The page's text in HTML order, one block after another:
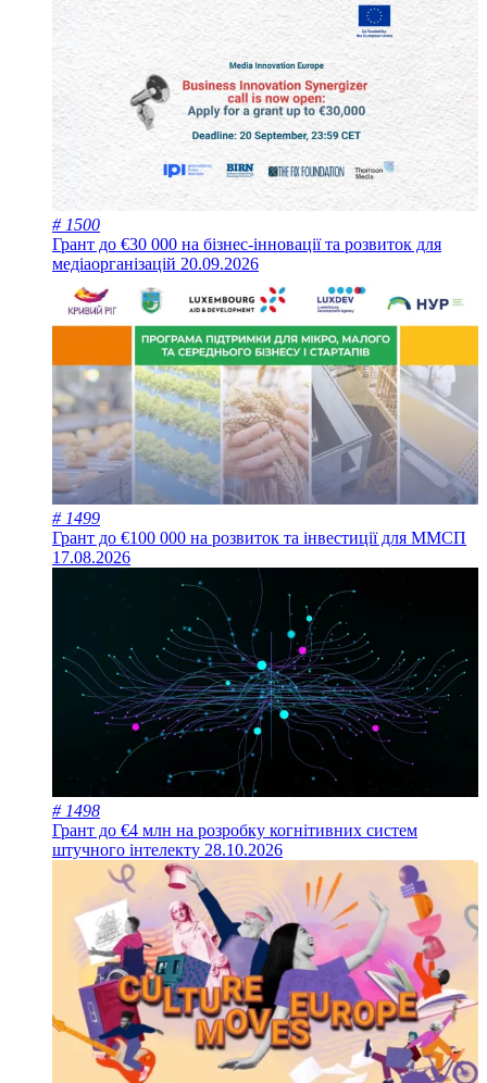
# 1500
Грант до €30 000 на бізнес-інновації та розвиток для
медіаорганізацій 20.09.2026
# 1499
Грант до €100 000 на розвиток та інвестиції для ММСП
17.08.2026
# 1498
Грант до €4 млн на розробку когнітивних систем
штучного інтелекту 28.10.2026